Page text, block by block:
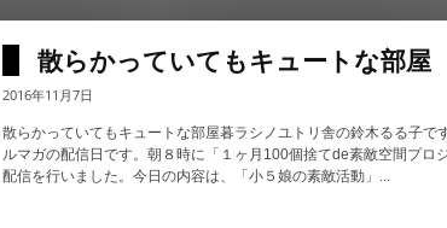
リ
散らかっていてもキュートな部屋
2016年11月7日
散らかっていてもキュートな部屋暮ラシノユトリ舎の鈴木るる子で
ルマガの配信日です。朝８時に「１ヶ月100個捨てde素敵空間プロ
配信を行いました。今日の内容は、「小５娘の素敵活動」...